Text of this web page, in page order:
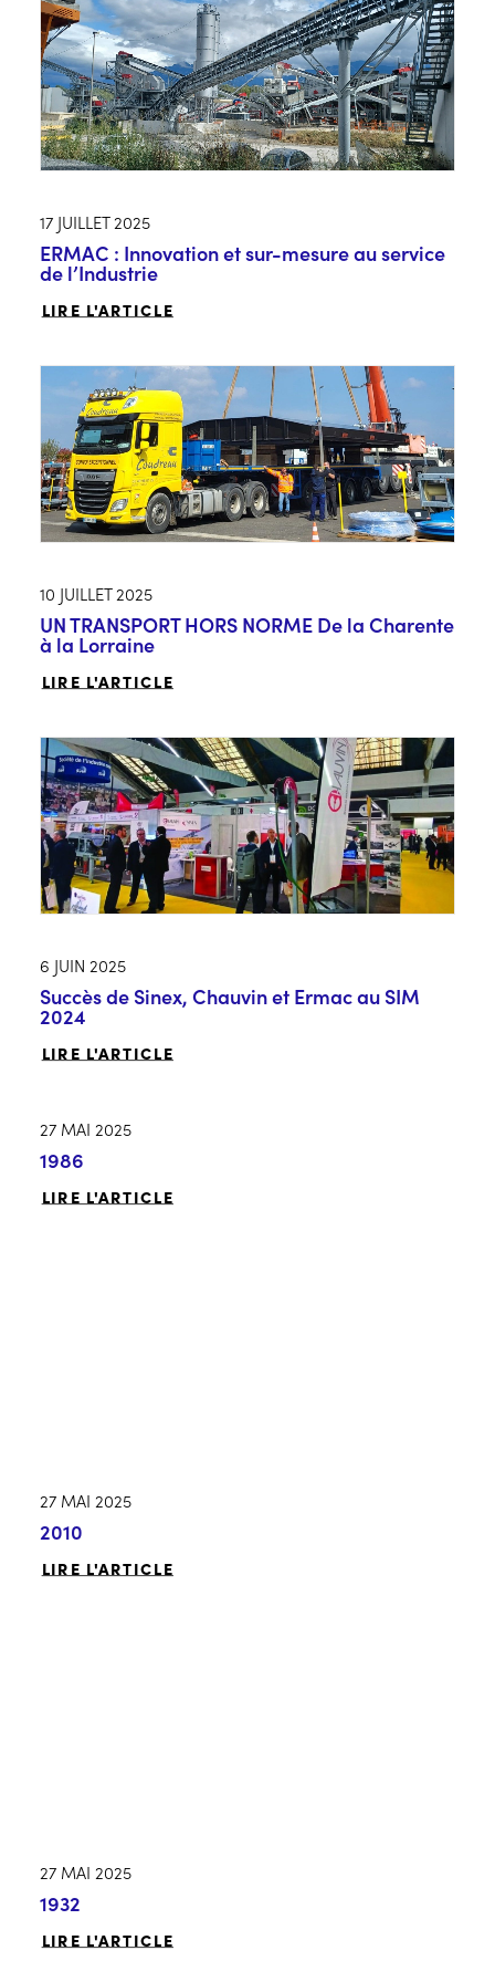
17 JUILLET 2025
ERMAC : Innovation et sur-mesure au service
de l’Industrie
LIRE L'ARTICLE
10 JUILLET 2025
UN TRANSPORT HORS NORME De la Charente
à la Lorraine
LIRE L'ARTICLE
6 JUIN 2025
Succès de Sinex, Chauvin et Ermac au SIM
2024
LIRE L'ARTICLE
27 MAI 2025
1986
LIRE L'ARTICLE
27 MAI 2025
2010
LIRE L'ARTICLE
27 MAI 2025
1932
LIRE L'ARTICLE